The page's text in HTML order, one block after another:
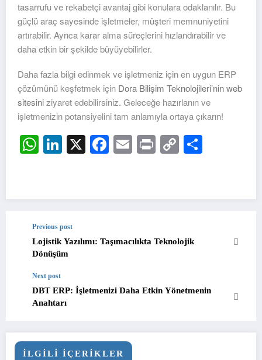
tasarrufu ve rekabetçi avantaj gibi konulara odaklanılır. Bu
güçlü araç sayesinde işletmeler, müşteri memnuniyetini
artırabilir. Ayrıca karar alma süreçlerini hızlandırabilir ve
daha etkin bir şekilde büyüyebilirler.
Daha fazla bilgi edinmek ve işletmeniz için en uygun ERP
çözümünü keşfetmek için Dora Bilişim Teknolojileri’nin web
sitesiniziyaret edebilirsiniz. Geleceğe hazırlanın ve
işletmenizin potansiyelini tam anlamıyla ortaya çıkarın!
WhatsApp
LinkedIn
X Facebook
Email
PrintCopy
Previous post
Lojistik Yazılımı: Taşımacılıkta Teknolojik
Dönüşüm
Next post
DBT ERP: İşletmenizi Daha Etkin Yönetmenin
Anahtarı
İLGİLİ İÇERİKLER